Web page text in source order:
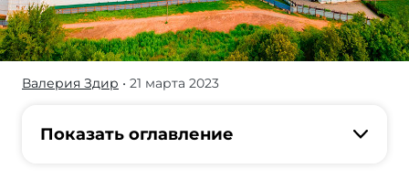
Что
Валерия Здир • 21 марта 2023
Показать оглавление